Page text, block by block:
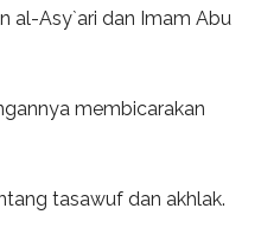
al-Asy`ari dan Imam Abu
membicarakan
tasawuf dan akhlak.